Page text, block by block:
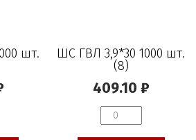
шт.
ШС ГВЛ 3,9*30 1000 шт.
(8)
409.10 ₽